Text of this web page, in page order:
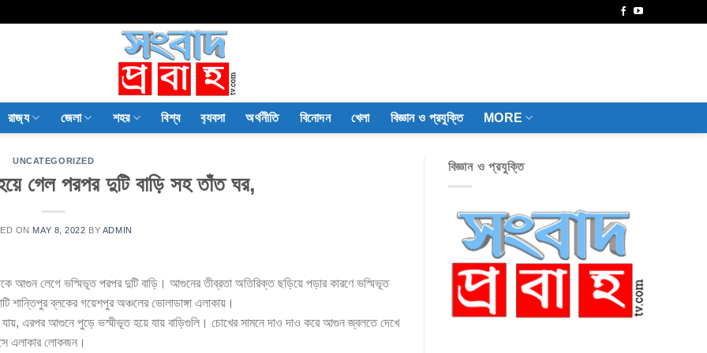
রাজ‍্য জেলা শহর বিশ্ব ব‍্যবসা অর্থনীতি বিনোদন খেলা বিজ্ঞান ও প্রযুক্তি MORE
UNCATEGORIZED
গেল পরপর দুটি বাড়ি সহ তাঁত ঘর,
ON MAY 8, 2022 BY ADMIN
আগুন লেগে ভস্মিভূত পরপর দুটি বাড়ি। আগুনের তীব্রতা অতিরিক্ত ছড়িয়ে পড়ার কারণে ভস্মিভূত
শান্তিপুর ব্লকের গয়েশপুর অঞ্চলের ভোলাডাঙ্গা এলাকায়।
যায়, এরপর আগুনে পুড়ে ভস্মীভূত হয়ে যায় বাড়িগুলি। চোখের সামনে দাও দাও করে আগুন জ্বলতে দেখে
এলাকার লোকজন।
বিজ্ঞান ও প্রযুক্তি